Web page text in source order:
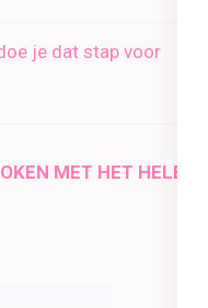
je dat stap voor
MET HET HELE